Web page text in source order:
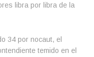
libra por libra de la
34 por nocaut, el
temido en el